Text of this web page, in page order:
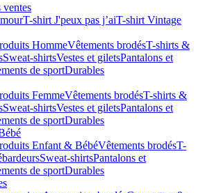
T-shirt J'peux pas j’aiT-shirt Vintage
HommeVêtements brodésT-shirts &
Sweat-shirtsVestes et giletsPantalons et
de sportDurables
FemmeVêtements brodésT-shirts &
Sweat-shirtsVestes et giletsPantalons et
de sportDurables
Enfant & BébéVêtements brodésT-
Sweat-shirtsPantalons et
de sportDurables